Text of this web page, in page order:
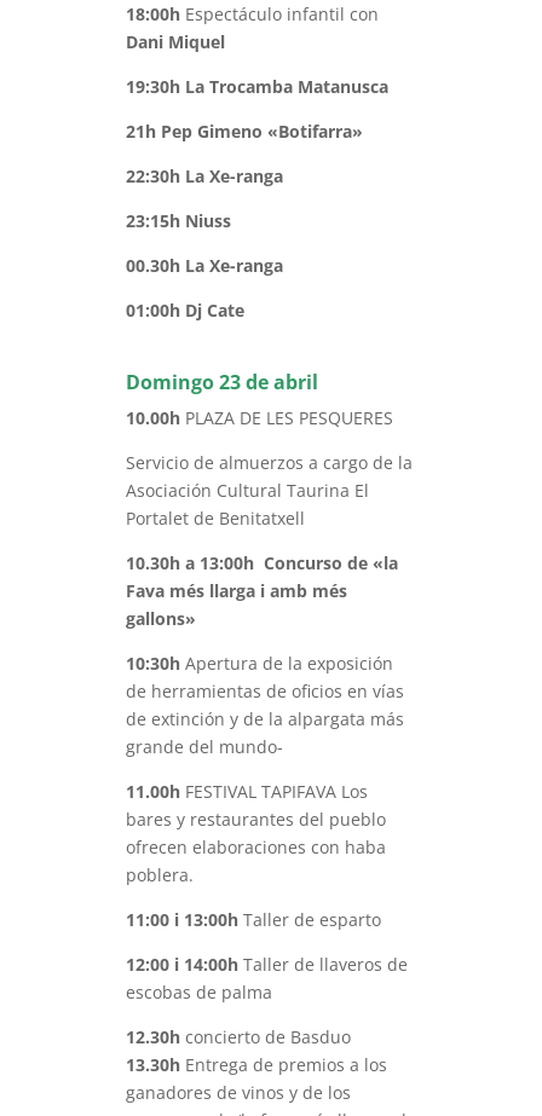
18:00hEspectáculo infantil con
Dani Miquel
19:30h La Trocamba Matanusca
21h Pep Gimeno «Botifarra»
22:30h La Xe-ranga
23:15h Niuss
00.30h La Xe-ranga
01:00h Dj Cate
Domingo 23 de abril
10.00hPLAZA DE LES PESQUERES
Servicio de almuerzos a cargo de la
Asociación Cultural Taurina El
Portalet de Benitatxell
10.30h a 13:00h Concurso de «la
Fava més llarga i amb més
gallons»
10:30hApertura de la exposición
de herramientas de oficios en vías
de extinción y de la alpargata más
grande del mundo-
11.00h FESTIVAL TAPIFAVA Los
bares y restaurantes del pueblo
ofrecen elaboraciones con haba
poblera.
11:00 i 13:00hTaller de esparto
12:00 i 14:00hTaller de llaveros de
escobas de palma
12.30hconcierto de Basduo
13.30hEntrega de premios a los
ganadores de vinos y de los